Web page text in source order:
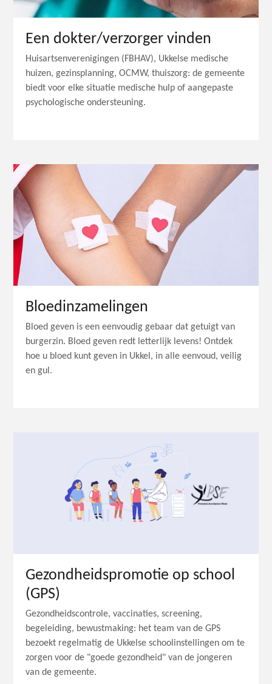
Een dokter/verzorger vinden
Huisartsenverenigingen (FBHAV), Ukkelse medische
huizen, gezinsplanning, OCMW, thuiszorg: de gemeente
biedt voor elke situatie medische hulp of aangepaste
psychologische ondersteuning.
Bloedinzamelingen
Bloed geven is een eenvoudig gebaar dat getuigt van
burgerzin. Bloed geven redt letterlijk levens! Ontdek
hoe u bloed kunt geven in Ukkel, in alle eenvoud, veilig
en gul.
Gezondheidspromotie op school
(GPS)
Gezondheidscontrole, vaccinaties, screening,
begeleiding, bewustmaking: het team van de GPS
bezoekt regelmatig de Ukkelse schoolinstellingen om te
zorgen voor de "goede gezondheid" van de jongeren
van de gemeente.